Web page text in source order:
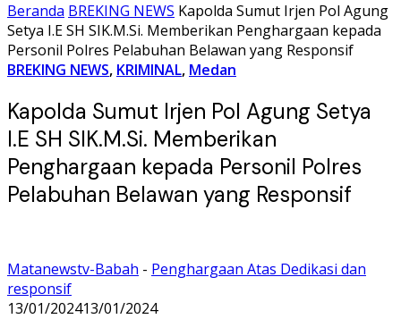
Beranda BREKING NEWS Kapolda Sumut Irjen Pol Agung
Setya I.E SH SIK.M.Si. Memberikan Penghargaan kepada
Personil Polres Pelabuhan Belawan yang Responsif
BREKING NEWS, KRIMINAL, Medan
Kapolda Sumut Irjen Pol Agung Setya
I.E SH SIK.M.Si. Memberikan
Penghargaan kepada Personil Polres
Pelabuhan Belawan yang Responsif
Matanewstv-Babah - Penghargaan Atas Dedikasi dan
responsif
13/01/202413/01/2024